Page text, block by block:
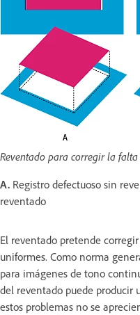
Reventado para corregir la
A. Registro defectuoso sin
reventado
El reventado pretende
uniformes. Como norma
para imágenes de tono
del reventado puede producir
estos problemas no se